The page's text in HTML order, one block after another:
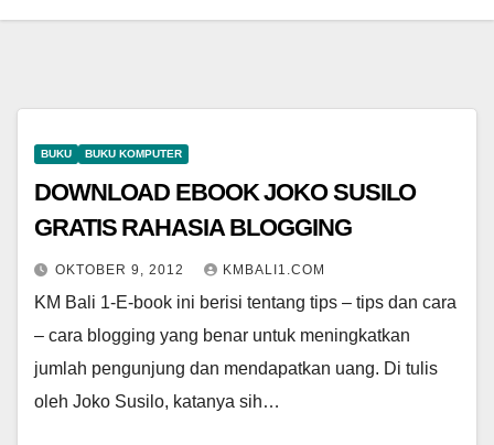
BUKU BUKU KOMPUTER
DOWNLOAD EBOOK JOKO SUSILO
GRATIS RAHASIA BLOGGING
OKTOBER 9, 2012 KMBALI1.COM
KM Bali 1-E-book ini berisi tentang tips – tips dan cara
– cara blogging yang benar untuk meningkatkan
jumlah pengunjung dan mendapatkan uang. Di tulis
oleh Joko Susilo, katanya sih…